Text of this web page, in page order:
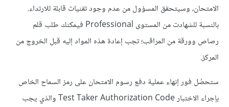
الامتحان، وسيتحقق المسؤول من عدم وجود تقنيات قابلة للارتداء.
بالنسبة للشهادت من المستوى Professional فيمكنك طلب قلم
رصاص وورقة من المراقب؛ تجب إعادة هذه المواد إليه قبل الخروج من
المركز.
ستحصُل فور إنهاء عملية دفع رسوم الامتحان على رمز السماح الخاص
بإجراء الاختبار Test Taker Authorization Code والذي يجب